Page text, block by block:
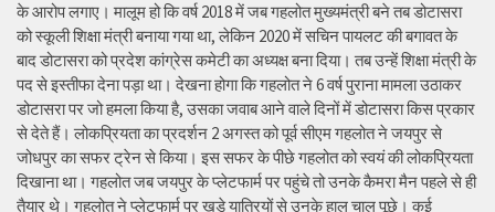
के आरोप लगाए। मालूम हो कि वर्ष 2018 में जब गहलोत मुख्यमंत्री बने तब डोटासरा
को स्कूली शिक्षा मंत्री बनाया गया था, लेकिन 2020 में सचिन पायलट की बगावत के
बाद डोटासरा को प्रदेश कांग्रेस कमेटी का अध्यक्ष बना दिया। तब उन्हें शिक्षा मंत्री के
पद से इस्तीफा देना पड़ा था। देखना होगा कि गहलोत ने 6 वर्ष पुराना मामला उठाकर
डोटासरा पर जो हमला किया है, उसका जवाब आने वाले दिनों में डोटासरा किस प्रकार
से देते हैं। लोकप्रियता का प्रदर्शन 2 अगस्त को पूर्व सीएम गहलोत ने जयपुर से
जोधपुर का सफर ट्रेन से किया। इस सफर के पीछे गहलोत को स्वयं की लोकप्रियता
दिखाना था। गहलोत जब जयपुर के प्लेटफार्म पर पहुंचे तो उनके कैमरा मैन पहले से ही
तैयार थे। गहलोत ने प्लेटफार्म पर खड़े यात्रियों से उनके हाल चाल पूछे। कई